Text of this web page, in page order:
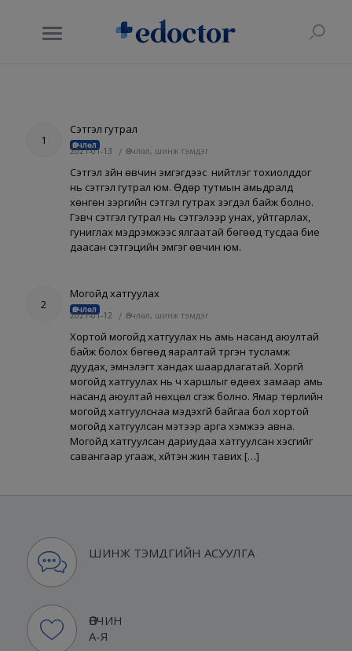
1
Сэтгэл гутрал
Өвчлөл
2021-01-13 / Өвчлөл, шинж тэмдэг
Сэтгэл зүйн өвчин эмгэгүүдээс нийтлэг тохиолддог
нь сэтгэл гутрал юм. Өдөр тутмын амьдралд
хөнгөн зэргийн сэтгэл гутрах үзэгдэл байж болно.
Гэвч сэтгэл гутрал нь сэтгэлээр унах, уйтгарлах,
гуниглах мэдрэмжээс ялгаатай бөгөөд тусдаа бие
даасан сэтгэцийн эмгэг өвчин юм.
2
Могойд хатгуулах
Өвчлөл
2021-01-12 / Өвчлөл, шинж тэмдэг
Хортой могойд хатгуулах нь амь насанд аюултай
байж болох бөгөөд яаралтай түргэн тусламж
дуудах, эмнэлэгт хандах шаардлагатай. Хоргүй
могойд хатгуулах нь ч харшлыг өдөөх замаар амь
насанд аюултай нөхцөл үүсгэж болно. Ямар төрлийн
могойд хатгуулснаа мэдэхгүй байгаа бол хортой
могойд хатгуулсан мэтээр арга хэмжээ авна.
Могойд хатгуулсан дариудаа хатгуулсан хэсгийг
савангаар угааж, хүйтэн жин тавих […]
ШИНЖ ТЭМДГИЙН АСУУЛГА
ӨВЧИН
А-Я